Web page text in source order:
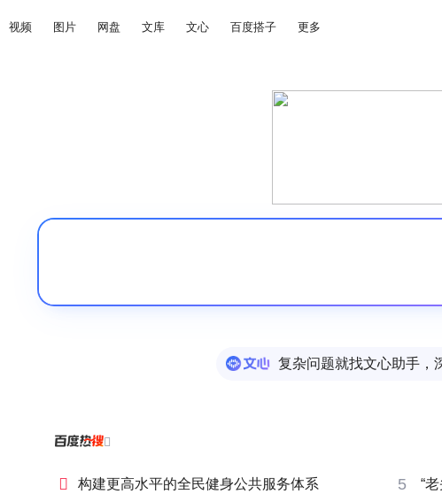
视频 图片 网盘 文库 文心 百度搭子 更多
复杂问题就找文心助手，

 构建更高水平的全民健身公共服务体系 5 “